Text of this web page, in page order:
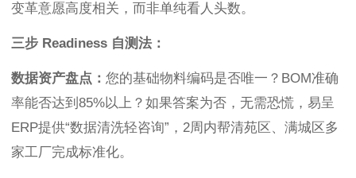
变革意愿高度相关，而非单纯看人头数。
三步 Readiness 自测法：
数据资产盘点： 您的基础物料编码是否唯一？BOM准确
率能否达到85%以上？如果答案为否，无需恐慌，易呈
ERP提供“数据清洗轻咨询”，2周内帮清苑区、满城区多
家工厂完成标准化。